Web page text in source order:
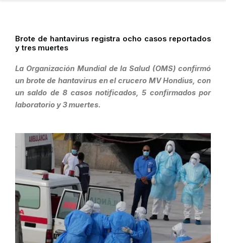
Brote de hantavirus registra ocho casos reportados
y tres muertes
La Organización Mundial de la Salud (OMS) confirmó
un brote de hantavirus en el crucero MV Hondius, con
un saldo de 8 casos notificados, 5 confirmados por
laboratorio y 3 muertes.